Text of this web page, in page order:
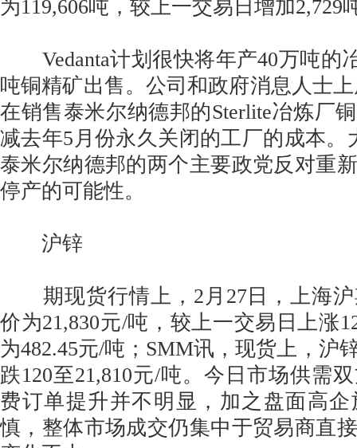
为119,606吨，较上一交易日增加2,729
Vedanta计划很快将年产40万吨的
吨铜精矿出售。公司和政府消息人士上
在销售泰米尔纳德邦的Sterlite冶炼厂
减去年5月份永久关闭的工厂的成本。
泰米尔纳德邦的两个主要政党反对重
停产的可能性。
沪锌
期现货行情上，2月27日，上海沪
价为21,830元/吨，较上一交易日上涨
为482.45元/吨；SMM讯，现货上，沪
跌120至21,810元/吨。今日市场供需
费订单提升并不明显，加之盘面高
慎，整体市场成交仍集中于贸易商直